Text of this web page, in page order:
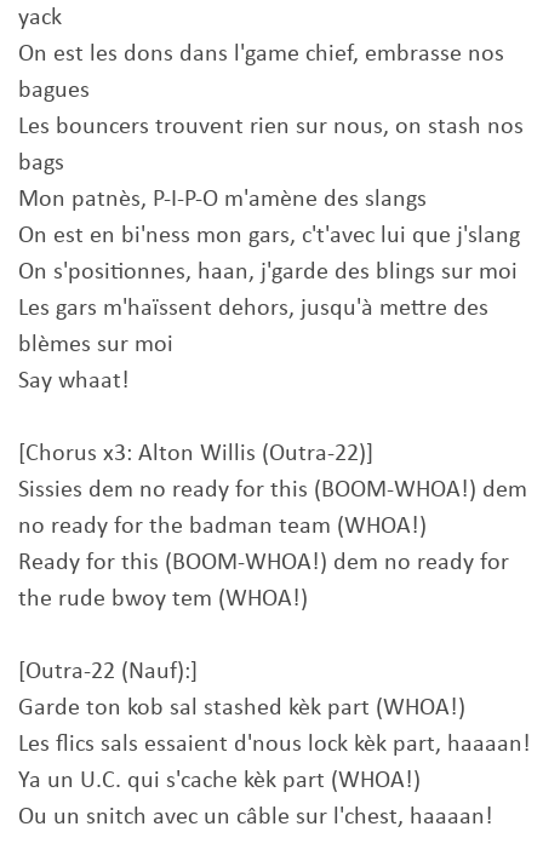
yack
On est les dons dans l'game chief, embrasse nos
bagues
Les bouncers trouvent rien sur nous, on stash nos
bags
Mon patnès, P-I-P-O m'amène des slangs
On est en bi'ness mon gars, c't'avec lui que j'slang
On s'positionnes, haan, j'garde des blings sur moi
Les gars m'haïssent dehors, jusqu'à mettre des
blèmes sur moi
Say whaat!
[Chorus x3: Alton Willis (Outra-22)]
Sissies dem no ready for this (BOOM-WHOA!) dem
no ready for the badman team (WHOA!)
Ready for this (BOOM-WHOA!) dem no ready for
the rude bwoy tem (WHOA!)
[Outra-22 (Nauf):]
Garde ton kob sal stashed kèk part (WHOA!)
Les flics sals essaient d'nous lock kèk part, haaaan!
Ya un U.C. qui s'cache kèk part (WHOA!)
Ou un snitch avec un câble sur l'chest, haaaan!